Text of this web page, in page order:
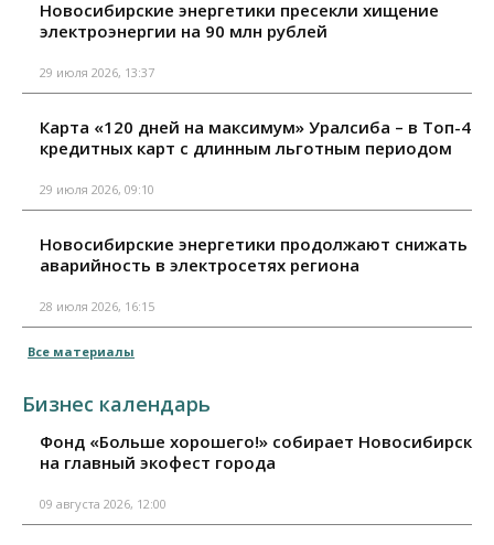
Новосибирские энергетики пресекли хищение
электроэнергии на 90 млн рублей
29 июля 2026, 13:37
Карта «120 дней на максимум» Уралсиба – в Топ-4
кредитных карт с длинным льготным периодом
29 июля 2026, 09:10
Новосибирские энергетики продолжают снижать
аварийность в электросетях региона
28 июля 2026, 16:15
Все материалы
Бизнес календарь
Фонд «Больше хорошего!» собирает Новосибирск
на главный экофест города
09 августа 2026, 12:00